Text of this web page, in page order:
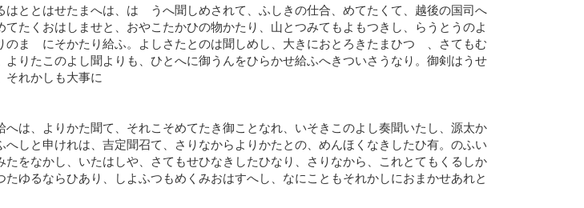
ととはせたまへは、はゝうへ聞しめされて、ふしきの仕合、めてたくて、越後の国司へ
たくおはしませと、おやこたかひの物かたり、山とつみてもよもつきし、らうとうのよ
まゝにそかたり給ふ。よしさたとのは聞しめし、大きにおとろきたまひつゝ、さてもむ
りたこのよし聞よりも、ひとへに御うんをひらかせ給ふへきついさうなり。御剣はうせ
それかしも大事に
は、よりかた聞て、それこそめてたき御ことなれ、いそきこのよし奏聞いたし、源太か
しと申けれは、吉定聞召て、さりなからよりかたとの、めんほくなきしたひ有。のふい
をなかし、いたはしや、さてもせひなきしたひなり、さりなから、これとてもくるしか
ゆるならひあり、しよふつもめくみおはすへし、なにこともそれかしにおまかせあれと